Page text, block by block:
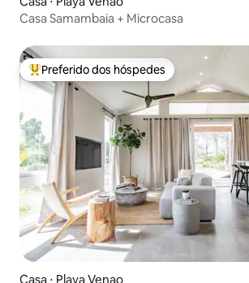
Casa Samambaia + Microcasa
Entre os melhores preferidos dos hóspedes
Preferido dos hóspedes
Casa ⋅ Playa Venao